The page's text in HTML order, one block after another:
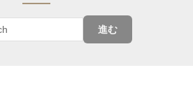
進む